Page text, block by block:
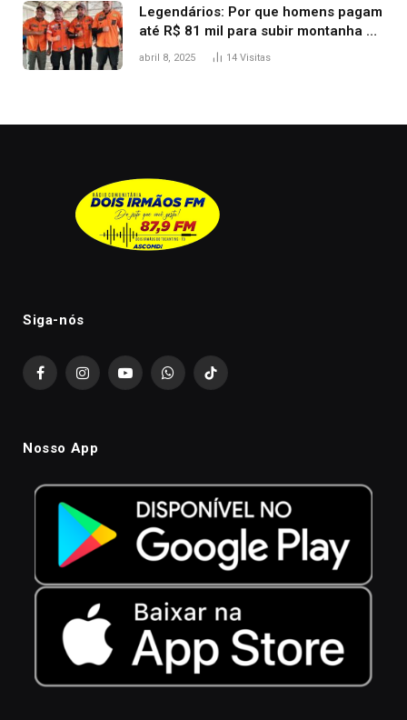
Legendários: Por que homens pagam
até R$ 81 mil para subir montanha e
melhorar casamento?
abril 8, 2025 14 Visitas
Siga-nós
FacebookInstagramYouTubeWhatsAppTikTok
Nosso App